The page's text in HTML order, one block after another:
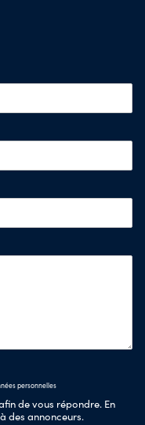
personnelles
de vous répondre. En
des annonceurs.